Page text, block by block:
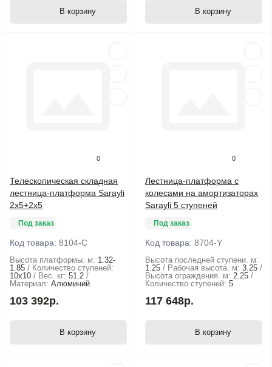
В корзину В корзину
0
Телескопическая складная
лестница-платформа Sarayli
2x5+2x5
Под заказ
Код товара: 8104-C
Высота платформы. м: 1.32-
1.85
Количество ступеней:
10х10
Вес. кг: 51.2
Материал: Алюминий
103 392р.
В корзину
0
Лестница-платформа с
колесами на амортизаторах
Sarayli 5 ступеней
Под заказ
Код товара: 8704-Y
Высота последней ступени. м:
1.25
Рабочая высота. м: 3.25
Высота ограждения. м: 2.25
Количество ступеней: 5
117 648р.
В корзину